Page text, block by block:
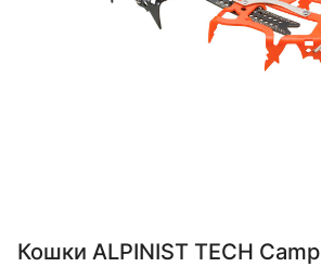
Кошки ALPINIST TECH Camp